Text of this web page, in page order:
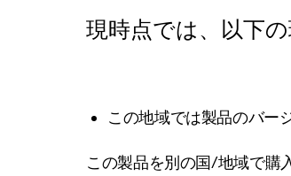
現時点では、以下
この地域では製品のバー
この製品を別の国/地域で購